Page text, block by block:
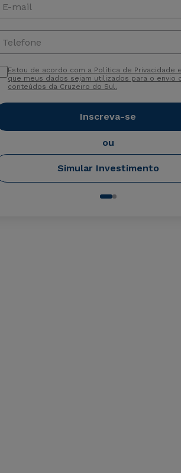
E-mail
Telefone
Estou de acordo com a Política de Privacidade
que meus dados sejam utilizados para o envio
conteúdos da Cruzeiro do Sul.
Inscreva-se
ou
Simular Investimento